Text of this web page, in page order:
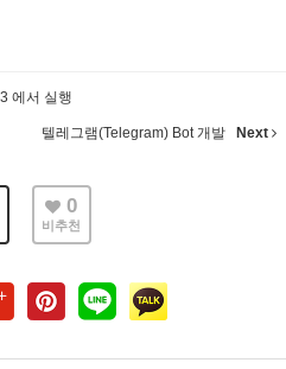
에서 실행
텔레그램(Telegram) Bot 개발 Next
0
비추천